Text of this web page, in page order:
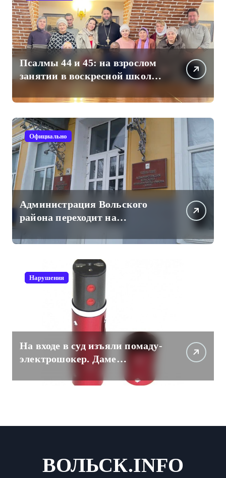
Псалмы 44 и 45: на взрослом
занятии в воскресной школе
Свято-Троицкого собора
Официально
Администрация Вольского
района переходит на
для рабочих коммуникаций
Нарушения
На входе в суд изъяли помаду-
электрошокер. Даме
ВОЛЬСК.INFO